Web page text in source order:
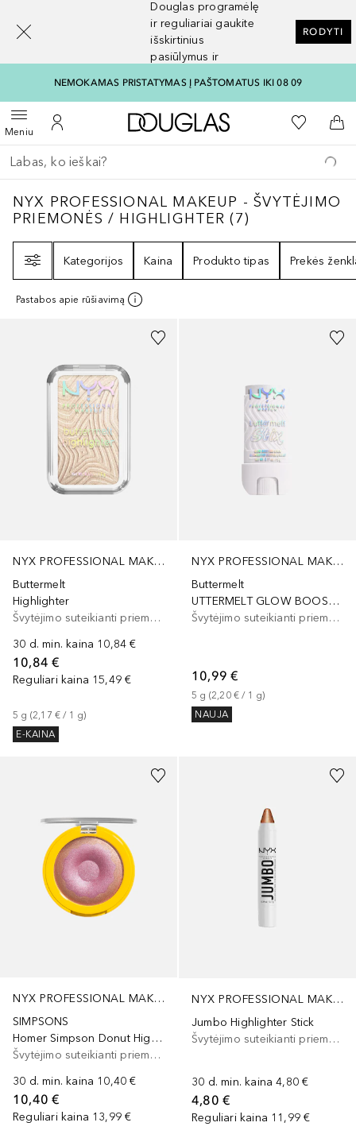
Douglas programėlę
ir reguliariai gaukite
išskirtinius
pasiūlymus ir
RODYTI
NEMOKAMAS PRISTATYMAS Į PAŠTOMATUS IKI 08 09
MeniuAtidaryti meniuĮ mano paskyrą
Į Douglas pagrindinį
Į mano
Į
Grįžk atgal
Vykdykite paiešką
NYX PROFESSIONAL MAKEUP -
NYX PROFESSIONAL MAKEUP - ŠVYTĖJIMO
PRIEMONĖS / HIGHLIGHTER (7)
Kategorijos
Kaina Produkto tipas Prekės
Pastabos apie rūšiavimą
NYX PROFESSIONAL MAKEUP
Buttermelt
Highlighter
Švytėjimo suteikianti priemonė/highlighteris
30 d. min. kaina 10,84 €
10,84 €
Reguliari kaina 15,49 €
5 g (2,17 € / 1 g)
E-KAINA
+5
NYX PROFESSIONAL MAKEUP
Buttermelt
UTTERMELT GLOW BOOSTING STIX
Švytėjimo suteikianti priemonė/highlighteris
10,99 €
5 g (2,20 € / 1 g)
NAUJA
NYX PROFESSIONAL MAKEUP
SIMPSONS
Homer Simpson Donut Highlighter
Švytėjimo suteikianti priemonė/highlighteris
30 d. min. kaina 10,40 €
10,40 €
Reguliari kaina 13,99 €
NYX PROFESSIONAL MAKEUP
Jumbo Highlighter Stick
Švytėjimo suteikianti priemonė/highlighteris
30 d. min. kaina 4,80 €
4,80 €
Reguliari kaina 11,99 €
[navigation.slideout.screenreader]